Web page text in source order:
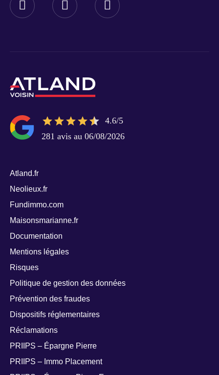
4.6/5
281 avis au 06/08/2026
Atland.fr
Neolieux.fr
Fundimmo.com
Maisonsmarianne.fr
Documentation
Mentions légales
Risques
Politique de gestion des données
Prévention des fraudes
Dispositifs réglementaires
Réclamations
PRIIPS – Épargne Pierre
PRIIPS – Immo Placement